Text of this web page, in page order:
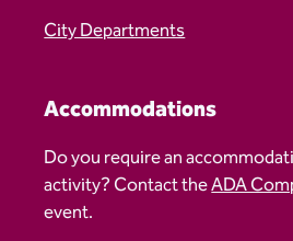
City Departments
Accommodations
Do you require an
activity? Contact theADA
event.